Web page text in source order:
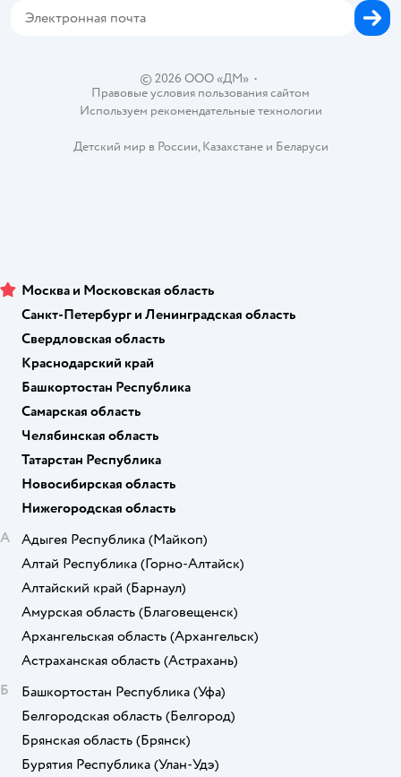
© 2026 ООО «ДМ»•
Правовые условия пользования сайтом
Используем рекомендательные технологии
Детский мир в России,Казахстанеи Беларуси
Москва и Московская область
Санкт-Петербург и Ленинградская область
Свердловская область
Краснодарский край
Башкортостан Республика
Самарская область
Челябинская область
Татарстан Республика
Новосибирская область
Нижегородская область
А
Адыгея Республика (Майкоп)
Алтай Республика (Горно-Алтайск)
Алтайский край (Барнаул)
Амурская область (Благовещенск)
Архангельская область (Архангельск)
Астраханская область (Астрахань)
Б
Башкортостан Республика (Уфа)
Белгородская область (Белгород)
Брянская область (Брянск)
Бурятия Республика (Улан-Удэ)